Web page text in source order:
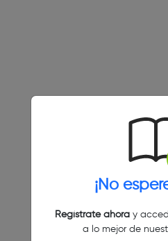
¡No
Regístrate ahoray
a lo mejor de